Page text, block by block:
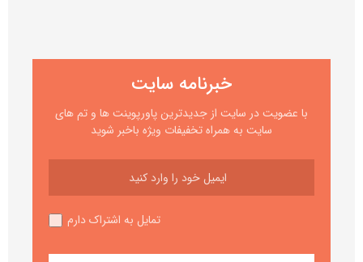
خبرنامه سایت
با عضویت در سایت از جدیدترین پاورپوینت ها و تم های
سایت به همراه تخفیفات ویژه باخبر شوید
تمایل به اشتراک دارم